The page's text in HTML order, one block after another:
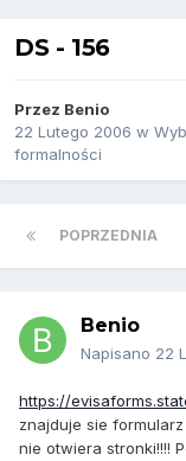
DS - 156
Przez Benio
22 Lutego 2006 w
formalności
POPRZEDNIA
Benio
Napisano 22
https://
znajduje sie
nie otwiera stronki!!!!